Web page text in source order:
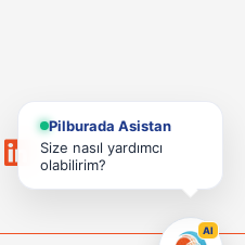
Pilburada Asistan
Size nasıl yardımcı
olabilirim?
AI